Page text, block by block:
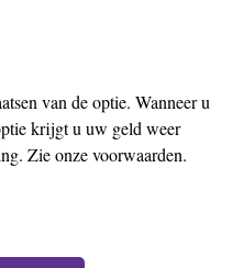
van de optie. Wanneer u
krijgt u uw geld weer
Zie onze voorwaarden.